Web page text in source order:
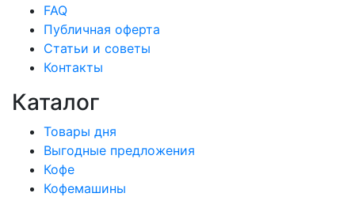
FAQ
Публичная оферта
Статьи и советы
Контакты
Каталог
Товары дня
Выгодные предложения
Кофе
Кофемашины